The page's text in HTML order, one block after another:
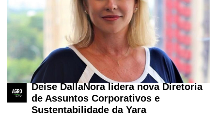
Deise DallaNora lidera nova Diretoria
de Assuntos Corporativos e
Sustentabilidade da Yara